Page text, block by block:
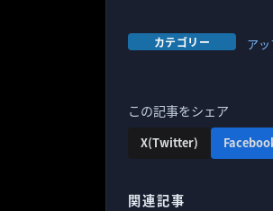
カテゴリー ア
この記事をシェア
X(Twitter)
関連記事